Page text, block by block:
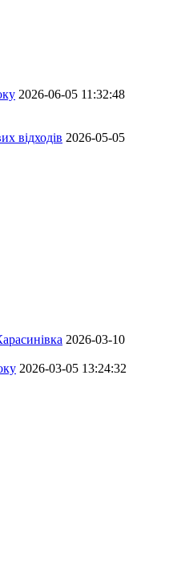
2026-06-05 11:32:48
відходів 2026-05-05
2026-03-10
2026-03-05 13:24:32